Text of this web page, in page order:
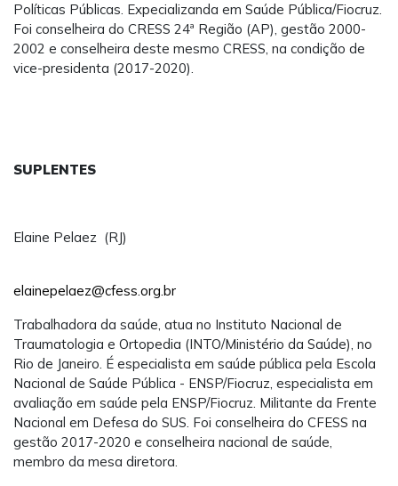
Políticas Públicas. Expecializanda em Saúde Pública/Fiocruz.
Foi conselheira do CRESS 24ª Região (AP), gestão 2000-
2002 e conselheira deste mesmo CRESS, na condição de
vice-presidenta (2017-2020).
SUPLENTES
Elaine Pelaez (RJ)
elainepelaez@cfess.org.br
Trabalhadora da saúde, atua no Instituto Nacional de
Traumatologia e Ortopedia (INTO/Ministério da Saúde), no
Rio de Janeiro. É especialista em saúde pública pela Escola
Nacional de Saúde Pública - ENSP/Fiocruz, especialista em
avaliação em saúde pela ENSP/Fiocruz. Militante da Frente
Nacional em Defesa do SUS. Foi conselheira do CFESS na
gestão 2017-2020 e conselheira nacional de saúde,
membro da mesa diretora.